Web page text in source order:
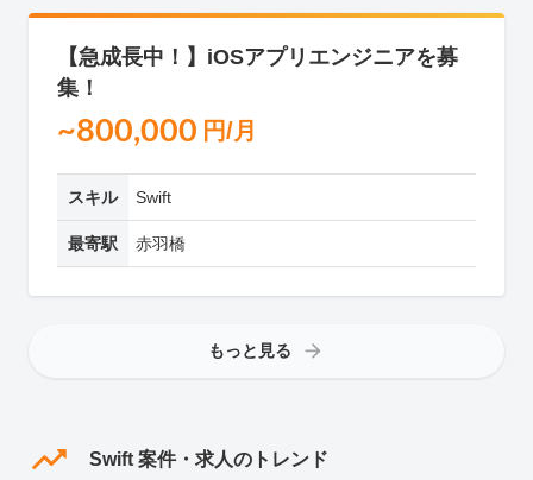
【急成長中！】iOSアプリエンジニアを募
集！
~800,000 円/月
スキル Swift
最寄駅 赤羽橋
もっと見る
Swift 案件・求人のトレンド